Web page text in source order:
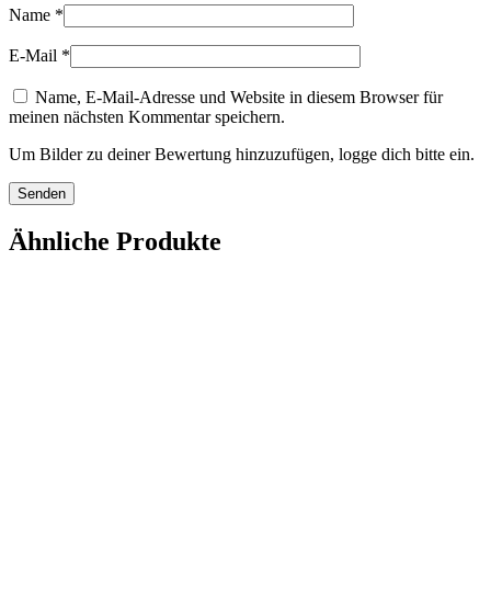
Name *
E-Mail *
Name, E-Mail-Adresse und Website in diesem Browser für
meinen nächsten Kommentar speichern.
Um Bilder zu deiner Bewertung hinzuzufügen, logge dich bitte ein.
Ähnliche Produkte